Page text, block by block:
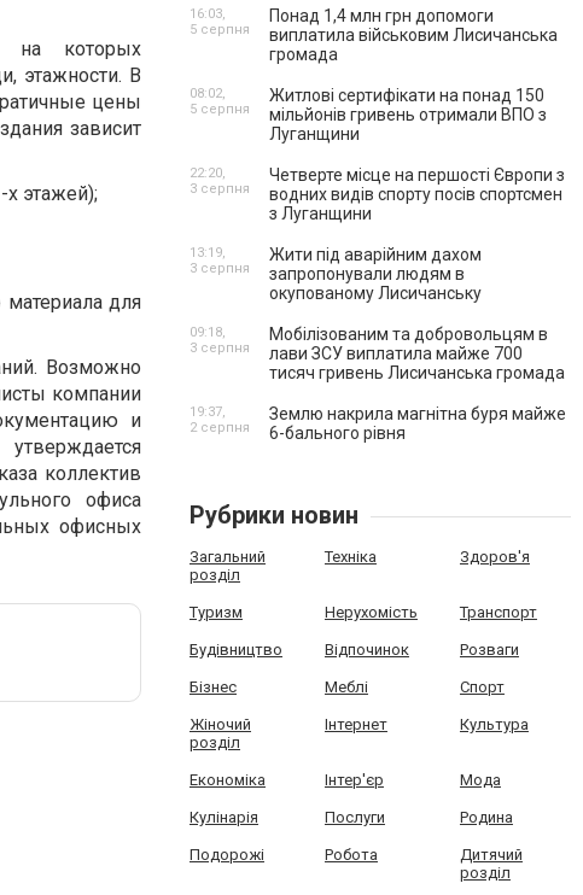
на которых
этажности. В
цены
зависит
х этажей);
для
Возможно
компании
и
коллектив
офиса
офисных
Понад 1,4 млн грн допомоги
виплатила військовим Лисичанська
громада
16:03,
5 серпня
Житлові сертифікати на понад 150
мільйонів гривень отримали ВПО з
Луганщини
08:02,
5 серпня
Четверте місце на першості Європи з
водних видів спорту посів спортсмен
з Луганщини
22:20,
3 серпня
Жити під аварійним дахом
запропонували людям в
окупованому Лисичанську
13:19,
3 серпня
Мобілізованим та добровольцям в
лави ЗСУ виплатила майже 700
тисяч гривень Лисичанська громада
09:18,
3 серпня
Землю накрила магнітна буря майже
6-бального рівня
19:37,
2 серпня
Рубрики новин
Загальний
розділ
Техніка Здоров'я
Туризм Нерухомість Транспорт
Будівництво Відпочинок Розваги
Бізнес Меблі Спорт
Жіночий
розділ
Інтернет Культура
Економіка Інтер'єр Мода
Кулінарія Послуги Родина
Подорожі Робота
Дитячий
розділ